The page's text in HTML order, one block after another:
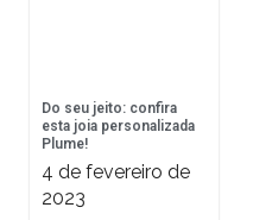
Do seu jeito: confira
esta joia personalizada
Plume!
4 de fevereiro de
2023